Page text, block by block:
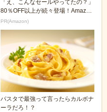
「え、こんなセールやってたの？」
80％OFF以上が続々登場！Amazon
の本気が...
PR(Amazon)
パスタで最強って言ったらカルボナ
ーラだろ！？